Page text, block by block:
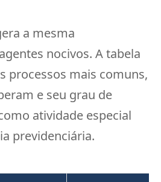
a mesma
nocivos. A tabela
processos mais comuns,
e seu grau de
atividade especial
previdenciária.